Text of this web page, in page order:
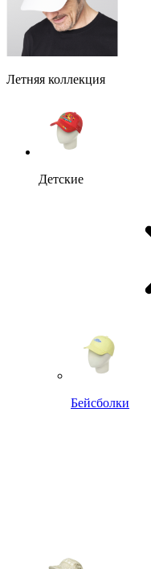
Летняя коллекция
Детские
Бейсболки